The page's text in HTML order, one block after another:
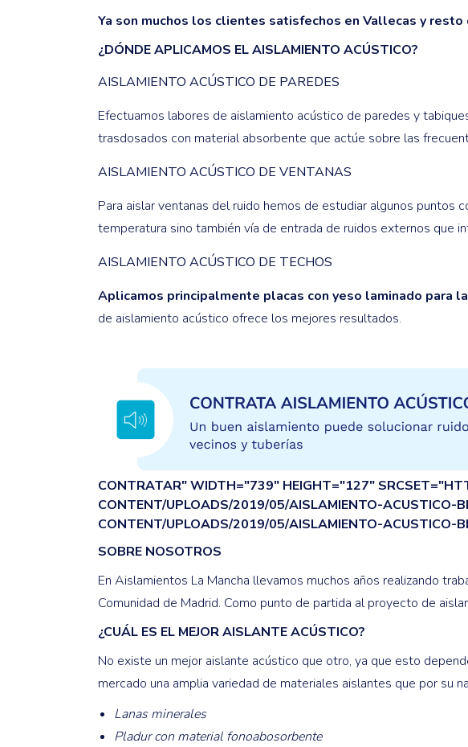
Ya son muchos los clientes satisfechos en Vallecas y resto
¿DÓNDE APLICAMOS EL AISLAMIENTO ACÚSTICO?
AISLAMIENTO ACÚSTICO DE PAREDES
Efectuamos labores de aislamiento acústico de paredes y
trasdosados con material absorbente que actúe sobre las
AISLAMIENTO ACÚSTICO DE VENTANAS
Para aislar ventanas del ruido hemos de estudiar algunos
temperatura sino también vía de entrada de ruidos externos que
AISLAMIENTO ACÚSTICO DE TECHOS
Aplicamos principalmente placas con yeso laminado para
de aislamiento acústico ofrece los mejores resultados.
CONTRATAR" WIDTH="739" HEIGHT="127"
CONTENT/UPLOADS/2019/05/AISLAMIENTO-
CONTENT/UPLOADS/2019/05/AISLAMIENTO-
SOBRE NOSOTROS
En Aislamientos La Mancha llevamos muchos años realizando
Comunidad de Madrid. Como punto de partida al proyecto de
¿CUÁL ES EL MEJOR AISLANTE ACÚSTICO?
No existe un mejor aislante acústico que otro, ya que esto
mercado una amplia variedad de materiales aislantes que por su
Lanas minerales
Pladur con material fonoabosorbente